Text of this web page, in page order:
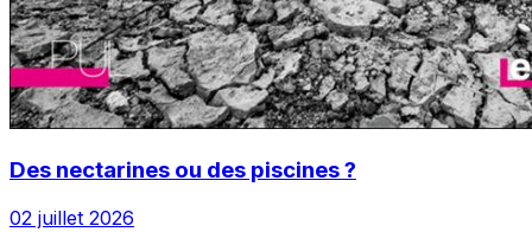
Des nectarines ou des piscines ?
02 juillet 2026